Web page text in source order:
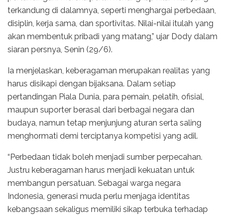
terkandung di dalamnya, seperti menghargai perbedaan,
disiplin, kerja sama, dan sportivitas. Nilai-nilai itulah yang
akan membentuk pribadi yang matang,” ujar Dody dalam
siaran persnya, Senin (29/6).
Ia menjelaskan, keberagaman merupakan realitas yang
harus disikapi dengan bijaksana. Dalam setiap
pertandingan Piala Dunia, para pemain, pelatih, ofisial,
maupun suporter berasal dari berbagai negara dan
budaya, namun tetap menjunjung aturan serta saling
menghormati demi terciptanya kompetisi yang adil.
“Perbedaan tidak boleh menjadi sumber perpecahan.
Justru keberagaman harus menjadi kekuatan untuk
membangun persatuan. Sebagai warga negara
Indonesia, generasi muda perlu menjaga identitas
kebangsaan sekaligus memiliki sikap terbuka terhadap